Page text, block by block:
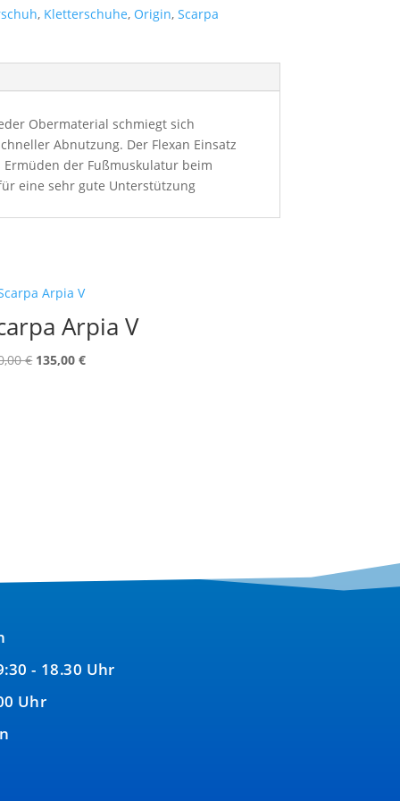
, Kletterschuhe, Origin, Scarpa
Obermaterial schmiegt sich
Abnutzung. Der Flexan Einsatz
der Fußmuskulatur beim
eine sehr gute Unterstützung
Arpia V
€ Ursprünglicher
135,00€Aktueller
- 18.30 Uhr
Uhr